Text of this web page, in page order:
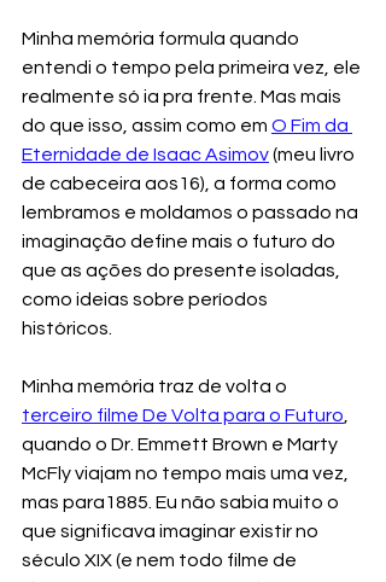
Minha memória formula quando
entendi o tempo pela primeira vez, ele
realmente só ia pra frente. Mas mais
do que isso, assim como em O Fim da
Eternidade de Isaac Asimov (meu livro
de cabeceira aos16), a forma como
lembramos e moldamos o passado na
imaginação define mais o futuro do
que as ações do presente isoladas,
como ideias sobre períodos
históricos.
Minha memória traz de volta o
terceiro filme De Volta para o Futuro
quando o Dr. Emmett Brown e Marty
McFly viajam no tempo mais uma vez,
mas para1885. Eu não sabia muito o
que significava imaginar existir no
século XIX (e nem todo filme de